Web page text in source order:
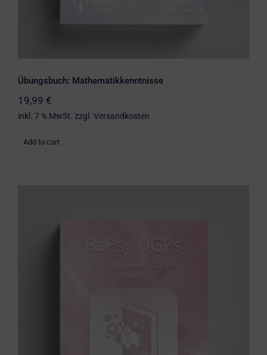
Übungsbuch: Mathematikkenntnisse
19,99 €
inkl. 7 % MwSt. zzgl. Versandkosten
Add to cart